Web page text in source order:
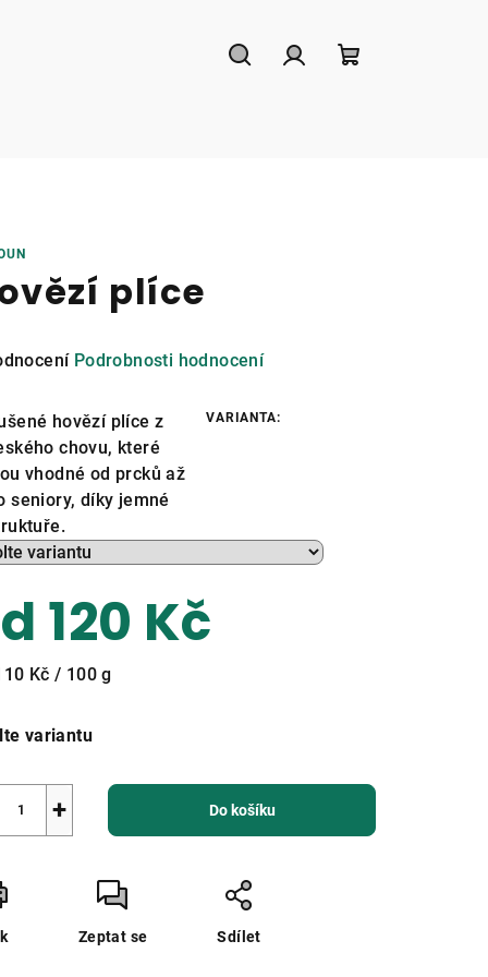
plíce
Podrobnosti hodnocení
hovězí plíce z
chovu, které
vhodné od prcků až
seniory, díky jemné
VARIANTA:
120 Kč
Kč / 100 g
variantu
+ Do košíku
Zeptat se Sdílet